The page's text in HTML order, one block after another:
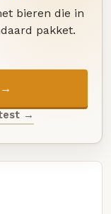
bieren die in
pakket.
→